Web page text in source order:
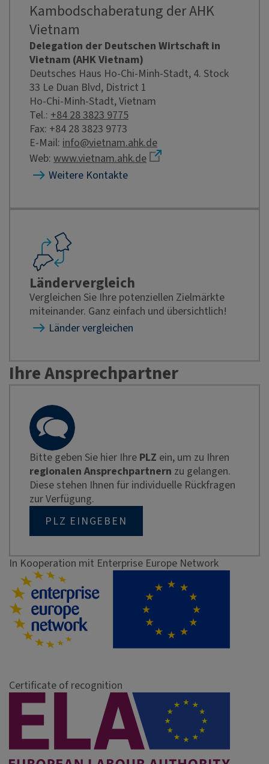
Kambodschaberatung der AHK
Vietnam
Delegation der Deutschen Wirtschaft in
Vietnam (AHK Vietnam)
Deutsches Haus Ho-Chi-Minh-Stadt, 4. Stock
33 Le Duan Blvd, District 1
Ho-Chi-Minh-Stadt, Vietnam
Tel.: +84 28 3823 9775
Fax: +84 28 3823 9773
E-Mail: info@vietnam.ahk.de
Web: www.vietnam.ahk.de
Weitere Kontakte
Ländervergleich
Vergleichen Sie Ihre potenziellen Zielmärkte
miteinander. Ganz einfach und übersichtlich!
Länder vergleichen
Ihre Ansprechpartner
Bitte geben Sie hier Ihre PLZ ein, um zu Ihren
regionalen Ansprechpartnern zu gelangen.
Diese stehen Ihnen für individuelle Rückfragen
zur Verfügung.
PLZ EINGEBEN
In Kooperation mit Enterprise Europe Network
Certificate of recognition